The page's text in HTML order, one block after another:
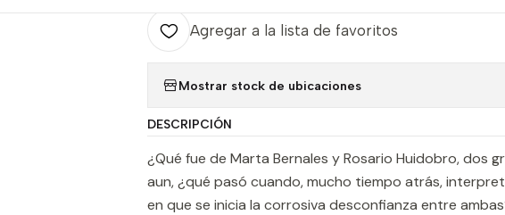
Agregar a la lista de favoritos
Mostrar stock de ubicaciones
DESCRIPCIÓN
¿Qué fue de Marta Bernales y Rosario Huidobro, dos
aun, ¿qué pasó cuando, mucho tiempo atrás,
en que se inicia la corrosiva desconfianza entre